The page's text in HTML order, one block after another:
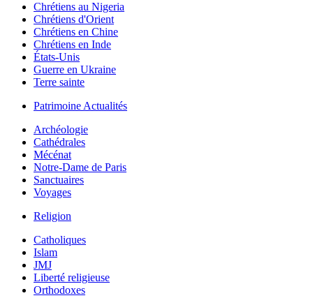
Chrétiens au Nigeria
Chrétiens d'Orient
Chrétiens en Chine
Chrétiens en Inde
États-Unis
Guerre en Ukraine
Terre sainte
Patrimoine Actualités
Archéologie
Cathédrales
Mécénat
Notre-Dame de Paris
Sanctuaires
Voyages
Religion
Catholiques
Islam
JMJ
Liberté religieuse
Orthodoxes